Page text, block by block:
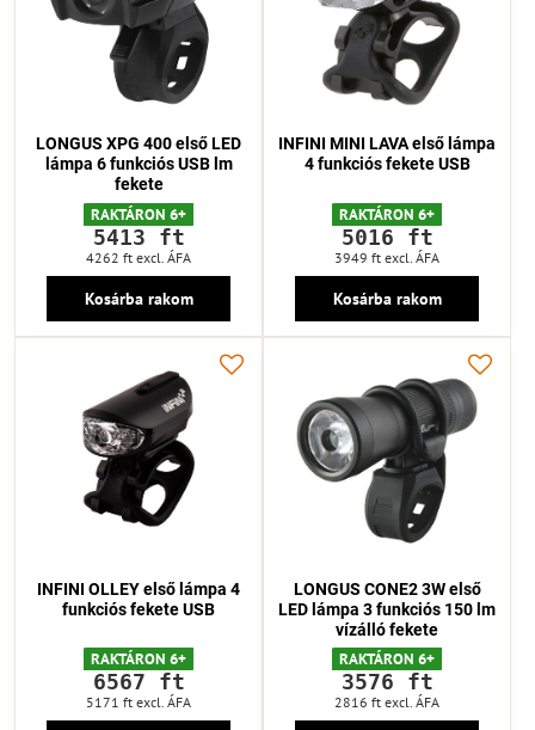
LONGUS XPG 400 első LED
lámpa 6 funkciós USB lm
fekete
RAKTÁRON 6+
5413 ft
4262 ft excl. ÁFA
Kosárba rakom
INFINI MINI LAVA első lámpa
4 funkciós fekete USB
RAKTÁRON 6+
5016 ft
3949 ft excl. ÁFA
Kosárba rakom
INFINI OLLEY első lámpa 4
funkciós fekete USB
RAKTÁRON 6+
6567 ft
5171 ft excl. ÁFA
LONGUS CONE2 3W első
LED lámpa 3 funkciós 150 lm
vízálló fekete
RAKTÁRON 6+
3576 ft
2816 ft excl. ÁFA